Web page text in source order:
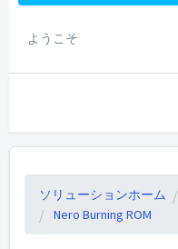
ようこそ
ソリューションホーム
Nero Burning ROM